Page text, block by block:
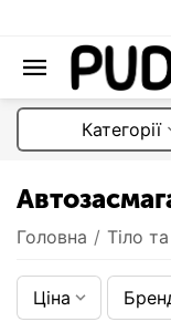
Категорії
Головна / Тіло
Ціна